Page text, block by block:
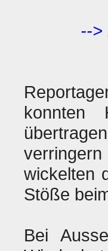
-->
konnten
wickelten
Stöße
Bei